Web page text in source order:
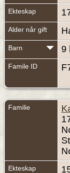
Ekteskap
Alder når gift
Barn 9
Famile ID
Familie
Ekteskap